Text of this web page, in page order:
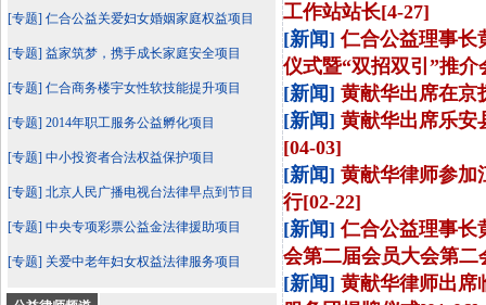
[专题] 仁合公益关爱妇女婚姻家庭权益项目
[专题] 益家筑梦，携手成长家庭安全项目
[专题] 仁合商务楼宇女性软技能提升项目
[专题] 2014年职工服务公益孵化项目
[专题] 中小投资者合法权益保护项目
[专题] 北京人民广播电视台法律早点到节目
[专题] 中央专项彩票公益金法律援助项目
[专题] 关爱中老年妇女权益法律服务项目
工作站站长[4-27]
[新闻] 仁合公益理事长
仪式暨“双招双引”推介
[新闻] 黄献华出席在京
[新闻] 黄献华出席乐安
[04-03]
[新闻] 黄献华律师参加
行[02-22]
[新闻] 仁合公益理事长
会第二届会员大会第二
[新闻] 黄献华律师出席